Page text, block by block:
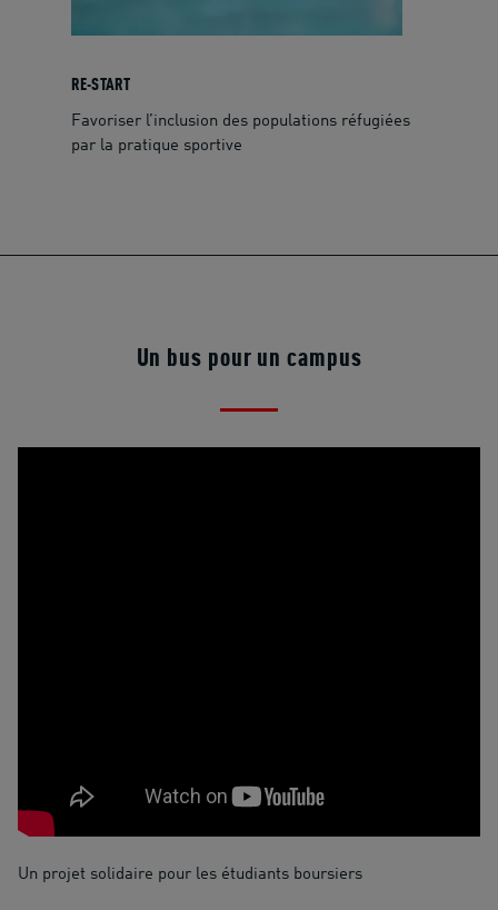
RE-START
Favoriser l’inclusion des populations réfugiées
par la pratique sportive
Un bus pour un campus
Un projet solidaire pour les étudiants boursiers